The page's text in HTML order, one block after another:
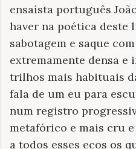
ensaísta português
haver na poética deste
sabotagem e saque
extremamente densa e
trilhos mais habituais
fala de um eu para
num registro
metafórico e mais cru
a todos esses ecos os